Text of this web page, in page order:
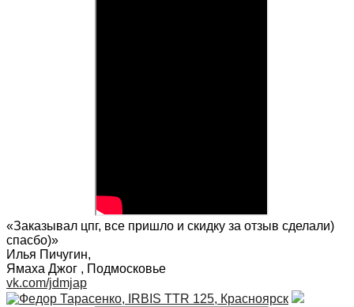
«Заказывал цпг, все пришло и скидку за отзыв сделали)
спасбо)»
Илья Пичугин,
Ямаха Джог , Подмосковье
vk.com/jdmjap